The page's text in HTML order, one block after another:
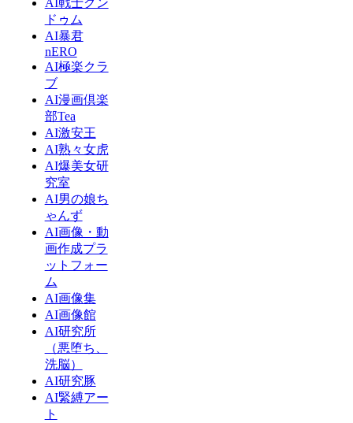
ドゥム
AI暴君
nERO
AI極楽クラ
ブ
AI漫画倶楽
部Tea
AI激安王
AI熟々女虎
AI爆美女研
究室
AI男の娘ち
ゃんず
AI画像・動
画作成プラ
ットフォー
ム
AI画像集
AI画像館
AI研究所
（悪堕ち、
洗脳）
AI研究豚
AI緊縛アー
ト